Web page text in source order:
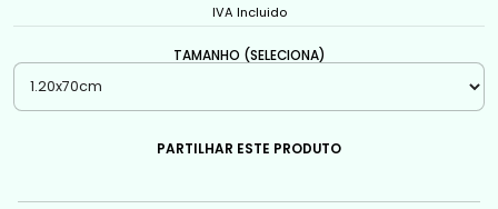
IVA Incluido
TAMANHO (SELECIONA)
PARTILHAR ESTE PRODUTO